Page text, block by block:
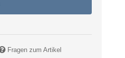
Fragen zum Artikel